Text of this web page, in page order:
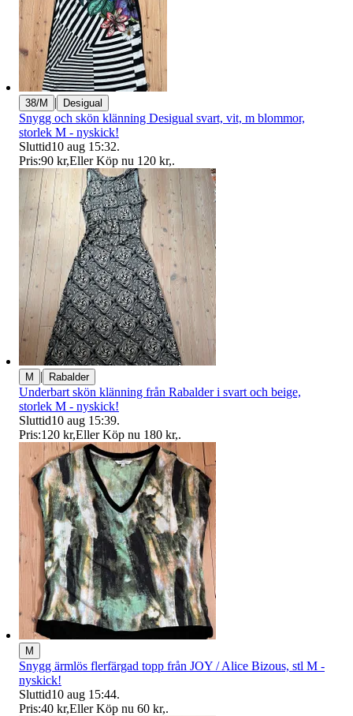
38/M | Desigual
Snygg och skön klänning Desigual svart, vit, m blommor,
storlek M - nyskick!
Sluttid10 aug 15:32.
Pris:90 kr,Eller Köp nu 120 kr,.
M | Rabalder
Underbart skön klänning från Rabalder i svart och beige,
storlek M - nyskick!
Sluttid10 aug 15:39.
Pris:120 kr,Eller Köp nu 180 kr,.
M
Snygg ärmlös flerfärgad topp från JOY / Alice Bizous, stl M -
nyskick!
Sluttid10 aug 15:44.
Pris:40 kr,Eller Köp nu 60 kr,.